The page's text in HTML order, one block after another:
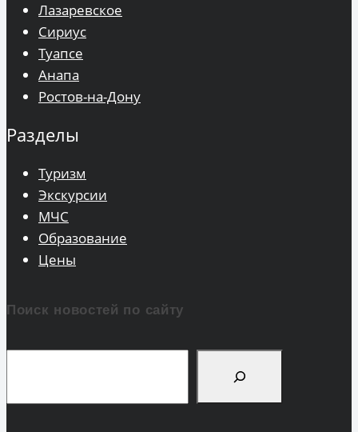
Лазаревское
Сириус
Туапсе
Анапа
Ростов-на-Дону
Разделы
Туризм
Экскурсии
МЧС
Образование
Цены
Поиск новостей по сайту